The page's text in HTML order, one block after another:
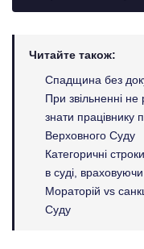
Читайте також:
Спадщина без
При звільненні
знати працівнику
Верховного Суду
Категоричні
в суді,
Мораторій vs
Суду